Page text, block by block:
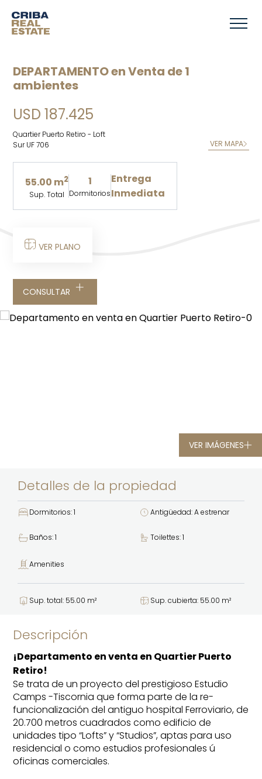
DEPARTAMENTO en Venta de 1
ambientes
USD 187.425
Quartier Puerto Retiro - Loft
Sur UF 706
VER MAPA
55.00 m2
Sup. Total
1
Dormitorios
Entrega
Inmediata
VER PLANO
CONSULTAR
VER IMÁGENES
Detalles de la propiedad
Dormitorios: 1 Antigüedad: A estrenar
Baños: 1 Toilettes: 1
Amenities
Sup. total: 55.00 m² Sup. cubierta: 55.00 m²
Descripción
¡Departamento en venta en Quartier Puerto
Retiro!
Se trata de un proyecto del prestigioso Estudio
Camps -Tiscornia que forma parte de la re-
funcionalización del antiguo hospital Ferroviario, de
20.700 metros cuadrados como edificio de
unidades tipo “Lofts” y “Studios”, aptas para uso
residencial o como estudios profesionales ú
oficinas comerciales.